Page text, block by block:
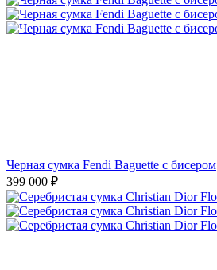
Черная сумка Fendi Baguette с бисером
399 000 ₽